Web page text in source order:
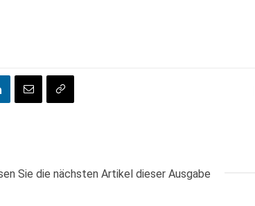
Sie die nächsten Artikel dieser Ausgabe